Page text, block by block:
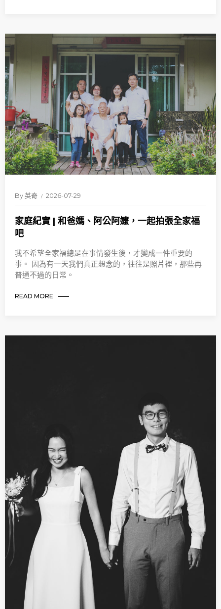
By英奇 2026-07-29
家庭紀實 | 和爸媽、阿公阿嬤，一起拍張全家福
吧
我不希望全家福總是在事情發生後，才變成一件重要的
事。 因為有一天我們真正想念的，往往是照片裡，那些再
普通不過的日常。
READ MORE